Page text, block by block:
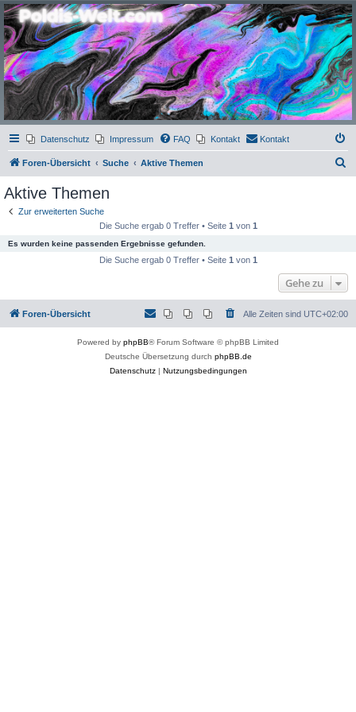
Poldis-Welt.com
Das Forum für Jeans, Sportswear, grosse Grössen und Accessoires
Datenschutz Impressum FAQ Kontakt Kontakt
Foren-Übersicht Suche Aktive Themen
Aktive Themen
Zur erweiterten Suche
Die Suche ergab 0 Treffer • Seite 1 von 1
Es wurden keine passenden Ergebnisse gefunden.
Die Suche ergab 0 Treffer • Seite 1 von 1
Gehe zu
Foren-Übersicht Alle Zeiten sind UTC+02:00
Powered by phpBB® Forum Software © phpBB Limited
Deutsche Übersetzung durch phpBB.de
Datenschutz| Nutzungsbedingungen